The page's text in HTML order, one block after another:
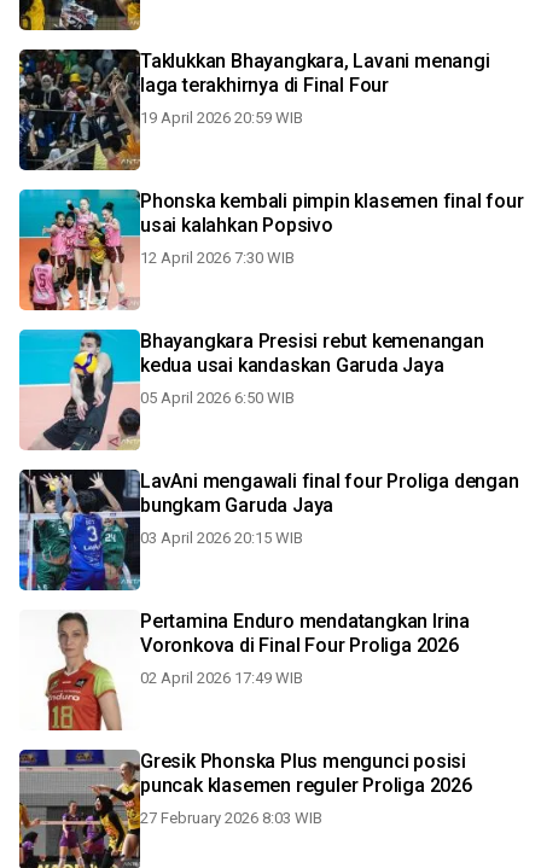
Taklukkan Bhayangkara, Lavani menangi
laga terakhirnya di Final Four
19 April 2026 20:59 WIB
Phonska kembali pimpin klasemen final four
usai kalahkan Popsivo
12 April 2026 7:30 WIB
Bhayangkara Presisi rebut kemenangan
kedua usai kandaskan Garuda Jaya
05 April 2026 6:50 WIB
LavAni mengawali final four Proliga dengan
bungkam Garuda Jaya
03 April 2026 20:15 WIB
Pertamina Enduro mendatangkan Irina
Voronkova di Final Four Proliga 2026
02 April 2026 17:49 WIB
Gresik Phonska Plus mengunci posisi
puncak klasemen reguler Proliga 2026
27 February 2026 8:03 WIB